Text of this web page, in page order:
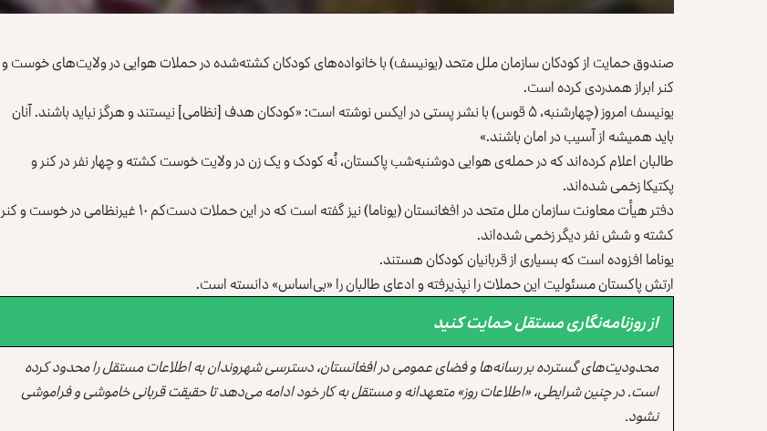
صندوق حمایت از کودکان سازمان ملل متحد (یونیسف) با خانواده‌های کودکان کشته‌شده در حملات هوایی در ولایت‌های خوست و
کنر ابراز همدردی کرده است.
یونیسف امروز (چهارشنبه، ۵ قوس) با نشر پستی در ایکس نوشته است: «کودکان هدف [نظامی] نیستند و هرگز نباید باشند. آنان
باید همیشه از آسیب در امان باشند.»
طالبان اعلام کرده‌اند که در حمله‌ی هوایی دوشنبه‌شب پاکستان، نُه کودک و یک زن در ولایت خوست کشته و چهار نفر در کنر و
پکتیکا زخمی شده‌اند.
دفتر هیأت معاونت سازمان ملل متحد در افغانستان (یوناما) نیز گفته است که در این حملات دست‌کم ۱۰ غیرنظامی در خوست و کنر
کشته و شش نفر دیگر زخمی شده‌اند.
یوناما افزوده است که بسیاری از قربانیان کودکان هستند.
ارتش پاکستان مسئولیت این حملات را نپذیرفته و ادعای طالبان را «بی‌اساس» دانسته است.
از روزنامه‌نگاری مستقل حمایت کنید
محدودیت‌های گسترده بر رسانه‌ها و فضای عمومی در افغانستان، دسترسی شهروندان به اطلاعات مستقل را محدود کرده
است. در چنین شرایطی، «اطلاعات روز» متعهدانه و مستقل به کار خود ادامه می‌دهد تا حقیقت قربانی خاموشی و فراموشی
نشود.